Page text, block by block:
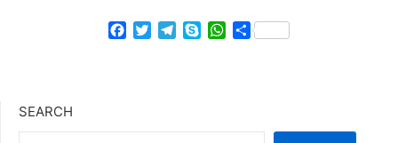
Facebook
TwitterTelegram
SkypeWhatsApp
Share
SEARCH